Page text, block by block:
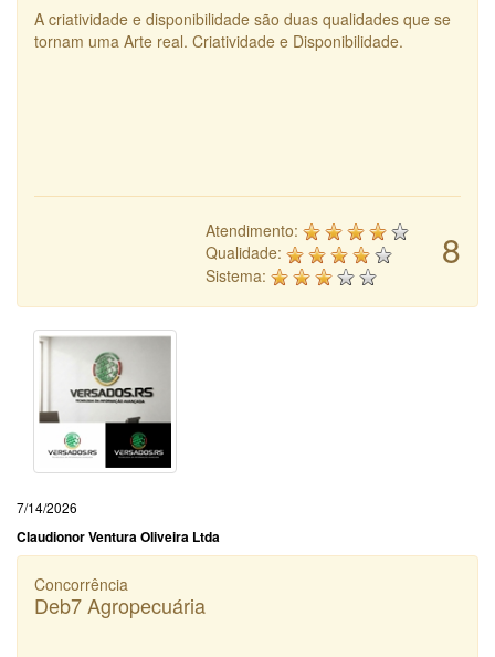
A criatividade e disponibilidade são duas qualidades que se
tornam uma Arte real. Criatividade e Disponibilidade.
8
Atendimento:
Qualidade:
Sistema:
7/14/2026
Claudionor Ventura Oliveira Ltda
Concorrência
Deb7 Agropecuária